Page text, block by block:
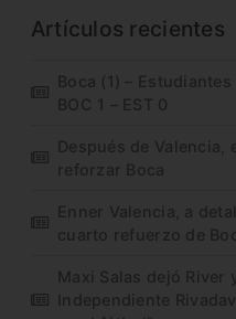
Artículos recientes
Boca (1) –
BOC 1 – EST 0
Después de
reforzar Boca
Enner Valencia, a
cuarto refuerzo de
Maxi Salas dejó River
Independiente